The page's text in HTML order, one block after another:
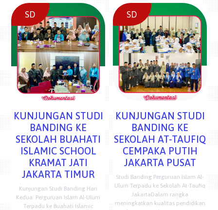
SD
KUNJUNGAN STUDI
BANDING KE
SEKOLAH BUAHATI
ISLAMIC SCHOOL
KRAMAT JATI
JAKARTA TIMUR
Kunjungan Studi Banding Hari
Kedua: Perguruan Islam Al-Ulum
Terpadu ke Buahati Islamic
SD
KUNJUNGAN STUDI
BANDING KE
SEKOLAH AT-TAUFIQ
CEMPAKA PUTIH
JAKARTA PUSAT
Studi Banding Perguruan Islam Al-
Ulum Terpadu ke Sekolah At-Taufiq
JakartaDalam rangka
meningkatkan kualitas pendidikan